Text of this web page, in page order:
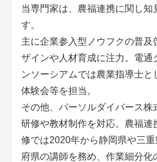
AgriweBダイレク
イベント・プロジ
経営アシストチャ
アクション別メニ
コラム・事例集
当専門家は、農福連携に関し知
す。
主に企業参入型ノウフクの普及
ザインや人材育成に注力。電通
ンソーシアムでは農業指導士と
体験会等を担当。
その他、パーソルダイバース株
研修や教材制作を対応。農福連
修では2020年から静岡県や三
府県の講師を務め、作業細分化